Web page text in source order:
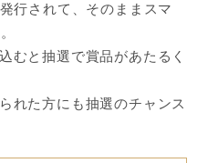
行されて、そのままスマ
むと抽選で賞品があたるく
れた方にも抽選のチャンス